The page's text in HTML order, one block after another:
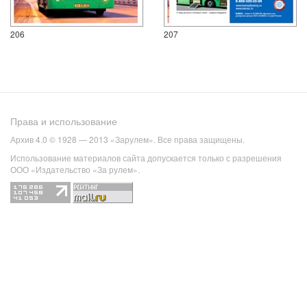
206 207
Права и использование
Архив 4.0 © 1928 — 2013 «Зарулем». Все права защищены.
Использование материалов сайта допускается только с разрешения
ООО «Издательство «За рулем».